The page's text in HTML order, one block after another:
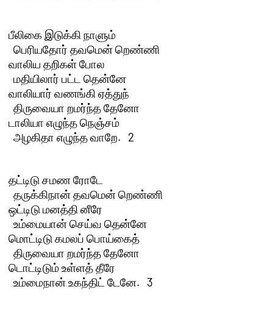
பீலிகை இடுக்கி நாளும்
  பெரியதோர் தவமென் றெண்ணி
வாலிய தறிகள் போல
  மதியிலார் பட்ட தென்னே
வாலியார் வணங்கி ஏத்துந்
  திருவையா றமர்ந்த தேனோ
டாலியா எழுந்த நெஞ்சம்
  அழகிதா எழுந்த வாறே.   2
தட்டிடு சமண ரோடே
  தருக்கிநான் தவமென் றெண்ணி
ஒட்டிடு மனத்தி னீரே
  உம்மையான் செய்வ தென்னே
மொட்டிடு கமலப் பொய்கைத்
  திருவையா றமர்ந்த தேனோ
டொட்டிடும் உள்ளத் தீரே
  உம்மைநான் உகந்திட் டேனே.   3